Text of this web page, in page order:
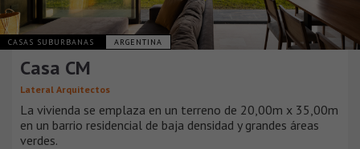
CASAS SUBURBANAS ARGENTINA
Casa CM
Lateral Arquitectos
La vivienda se emplaza en un terreno de 20,00m x 35,00m
en un barrio residencial de baja densidad y grandes áreas
verdes.